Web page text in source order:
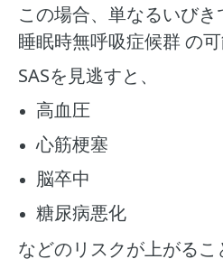
この場合、単なるいびき
睡眠時無呼吸症候群 の可
SASを見逃すと、
高血圧
心筋梗塞
脳卒中
糖尿病悪化
などのリスクが上がるこ